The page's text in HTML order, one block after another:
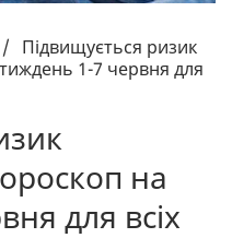
/ Підвищується ризик
1-7 червня для
на
для всіх